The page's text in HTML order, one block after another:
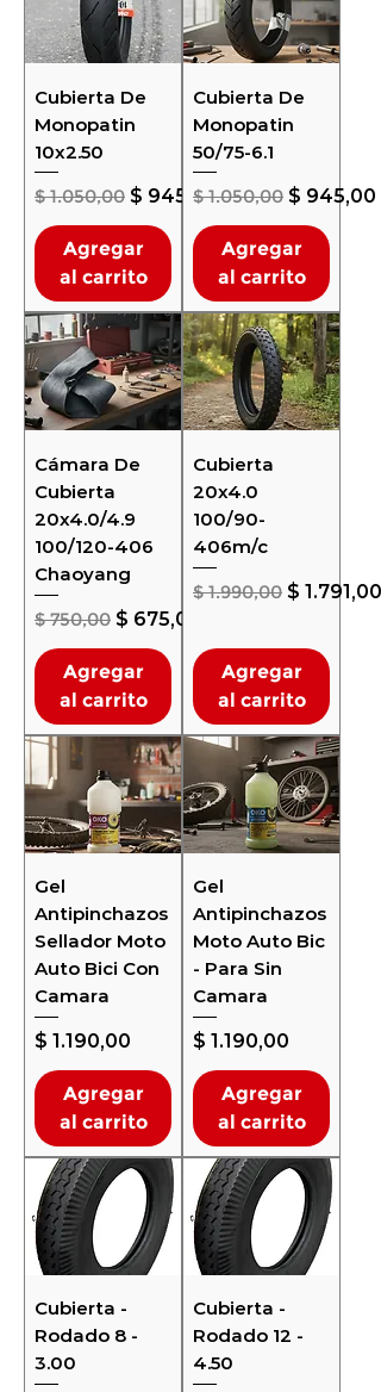
Cubierta De
Monopatin
10x2.50
Precio
$ 1.050,00 Precio de oferta
$ 945,00
Agregar
al carrito
Cubierta De
Monopatin
50/75-6.1
Precio
$ 1.050,00 Precio
$ 945,00
Agregar
al carrito
Cámara De
Cubierta
20x4.0/4.9
100/120-406
Chaoyang
Precio
$ 750,00 Precio de oferta
$ 675,00
Agregar
al carrito
Cubierta
20x4.0
100/90-
406m/c
Precio
$ 1.990,00 Precio
$ 1.791,00
Agregar
al carrito
Gel
Antipinchazos
Sellador Moto
Auto Bici Con
Camara
Precio
$ 1.190,00
Agregar
al carrito
Gel
Antipinchazos
Moto Auto Bic
- Para Sin
Camara
Precio
$ 1.190,00
Agregar
al carrito
Cubierta -
Rodado 8 -
3.00
Cubierta -
Rodado 12 -
4.50